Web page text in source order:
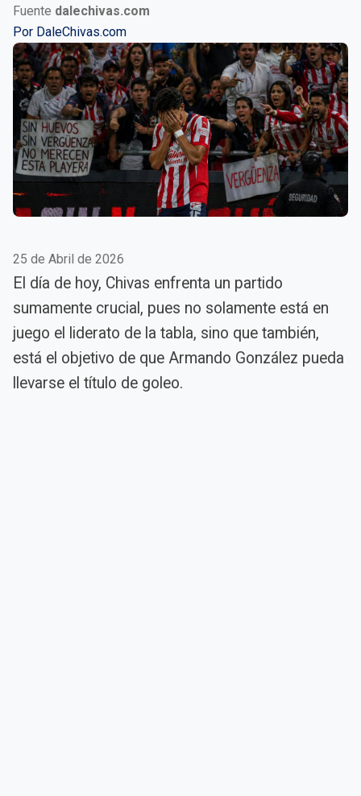
Fuente dalechivas.com
Por DaleChivas.com
25 de Abril de 2026
El día de hoy, Chivas enfrenta un partido
sumamente crucial, pues no solamente está en
juego el liderato de la tabla, sino que también,
está el objetivo de que Armando González pueda
llevarse el título de goleo.